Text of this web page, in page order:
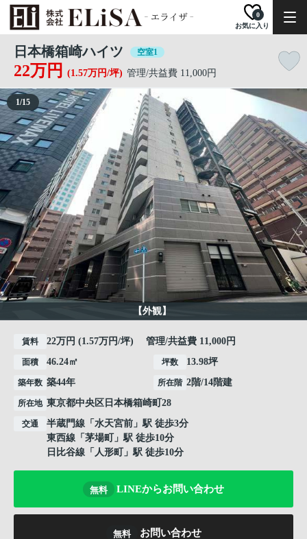
お気に入り
0
日本橋箱崎ハイツ 空室1
22万円 (1.57万円/坪) 管理/共益費 11,000円
【外観】
1/15
賃料 22万円 (1.57万円/坪) 管理/共益費 11,000円
面積 46.24㎡ 坪数 13.98坪
築年数 築44年 所在階 2階/14階建
所在地 東京都中央区 日本橋箱崎町 28
交通 半蔵門線 「 水天宮前 」駅 徒歩3分
東西線 「 茅場町
」駅 徒歩10分
日比谷線 「 人形町 」駅 徒歩10分
無料 LINEからお問い合わせ
無料 お問い合わせ